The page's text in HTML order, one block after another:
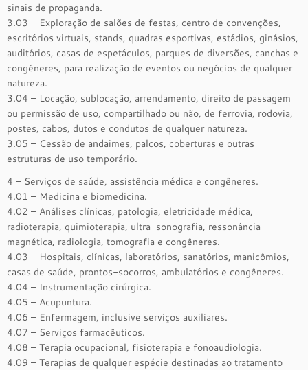
sinais de propaganda.
3.03 – Exploração de salões de festas, centro de convenções,
escritórios virtuais, stands, quadras esportivas, estádios, ginásios,
auditórios, casas de espetáculos, parques de diversões, canchas e
congêneres, para realização de eventos ou negócios de qualquer
natureza.
3.04 – Locação, sublocação, arrendamento, direito de passagem
ou permissão de uso, compartilhado ou não, de ferrovia, rodovia,
postes, cabos, dutos e condutos de qualquer natureza.
3.05 – Cessão de andaimes, palcos, coberturas e outras
estruturas de uso temporário.
4 – Serviços de saúde, assistência médica e congêneres.
4.01 – Medicina e biomedicina.
4.02 – Análises clínicas, patologia, eletricidade médica,
radioterapia, quimioterapia, ultra-sonografia, ressonância
magnética, radiologia, tomografia e congêneres.
4.03 – Hospitais, clínicas, laboratórios, sanatórios, manicômios,
casas de saúde, prontos-socorros, ambulatórios e congêneres.
4.04 – Instrumentação cirúrgica.
4.05 – Acupuntura.
4.06 – Enfermagem, inclusive serviços auxiliares.
4.07 – Serviços farmacêuticos.
4.08 – Terapia ocupacional, fisioterapia e fonoaudiologia.
4.09 – Terapias de qualquer espécie destinadas ao tratamento